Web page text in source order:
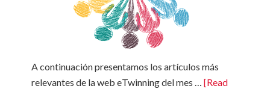
A continuación presentamos los artículos más
relevantes de la web eTwinning del mes …[Read